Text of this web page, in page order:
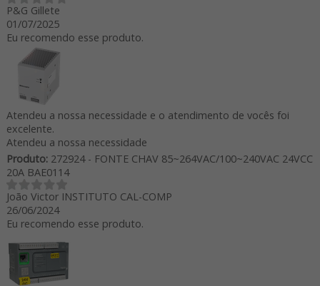
P&G Gillete
01/07/2025
Eu recomendo esse produto.
Atendeu a nossa necessidade e o atendimento de vocês foi
excelente.
Atendeu a nossa necessidade
Produto:272924 - FONTE CHAV 85~264VAC/100~240VAC 24VCC
20A BAE0114
João Victor INSTITUTO CAL-COMP
26/06/2024
Eu recomendo esse produto.